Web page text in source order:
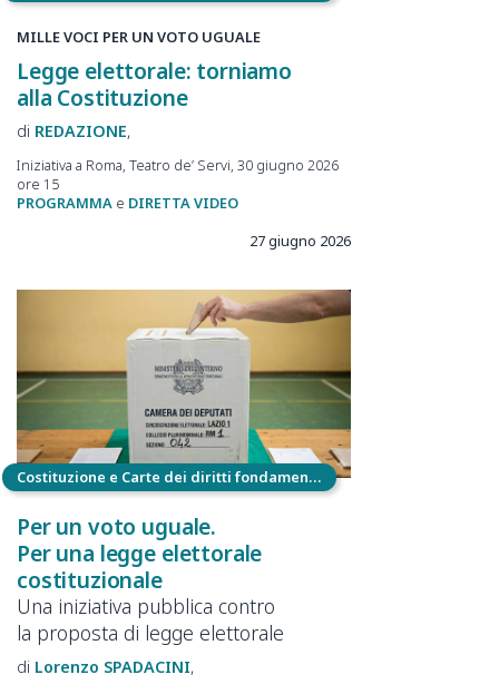
MILLE VOCI PER UN VOTO UGUALE
Legge elettorale: torniamo
alla Costituzione
REDAZIONE
Iniziativa a Roma, Teatro de’ Servi, 30 giugno 2026
ore 15
PROGRAMMA e DIRETTA VIDEO
27 giugno 2026
Costituzione e Carte dei diritti fondamentali
Per un voto uguale.
Per una legge elettorale
costituzionale
Una iniziativa pubblica contro
la proposta di legge elettorale
Lorenzo SPADACINI